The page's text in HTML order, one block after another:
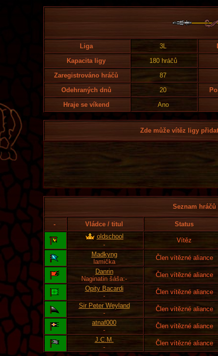
Liga 3L
Kapacita ligy
180 hráčů
Zaregistrováno hráčů
87
Odehraných dnů
20
Hraje se víkend
Ano
Zde může vítěz ligy
Seznam
- Vládce / titul
Status
oldschool
-
Vítěz
Madkyng
lamička
Člen vítězné aliance
Danrin
Naginatin šáša:-
Člen vítězné aliance
Opity Bacardi
-
Člen vítězné aliance
Sir Peter Weyland
-
Člen vítězné aliance
atnaf000
-
Člen vítězné aliance
J.C.M.
-
Člen vítězné aliance